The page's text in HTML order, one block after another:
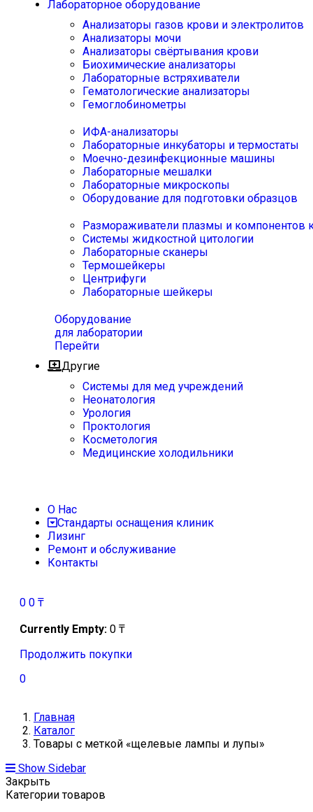
Лабораторное оборудование
Анализаторы газов крови и электролитов
Анализаторы мочи
Анализаторы свёртывания крови
Биохимические анализаторы
Лабораторные встряхиватели
Гематологические анализаторы
Гемоглобинометры
ИФА-анализаторы
Лабораторные инкубаторы и термостаты
Моечно-дезинфекционные машины
Лабораторные мешалки
Лабораторные микроскопы
Оборудование для подготовки образцов
Размораживатели плазмы и компонентов
Системы жидкостной цитологии
Лабораторные сканеры
Термошейкеры
Центрифуги
Лабораторные шейкеры
Оборудование
для лаборатории
Перейти
Другие
Системы для мед учреждений
Неонатология
Урология
Проктология
Косметология
Медицинские холодильники
О Нас
Стандарты оснащения клиник
Лизинг
Ремонт и обслуживание
Контакты
0 0 ₸
Currently Empty: 0 ₸
Продолжить покупки
0
Главная
Каталог
Товары с меткой «щелевые лампы и лупы»
Show Sidebar
Закрыть
Категории товаров